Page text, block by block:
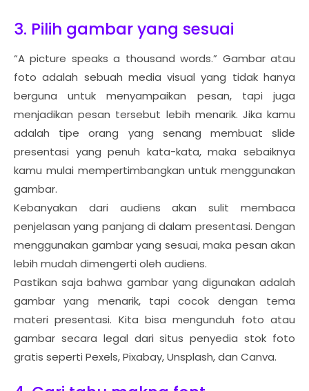
3. Pilih gambar yang sesuai
“A picture speaks a thousand words.” Gambar atau
foto adalah sebuah media visual yang tidak hanya
berguna untuk menyampaikan pesan, tapi juga
menjadikan pesan tersebut lebih menarik. Jika kamu
adalah tipe orang yang senang membuat slide
presentasi yang penuh kata-kata, maka sebaiknya
kamu mulai mempertimbangkan untuk menggunakan
gambar.
Kebanyakan dari audiens akan sulit membaca
penjelasan yang panjang di dalam presentasi. Dengan
menggunakan gambar yang sesuai, maka pesan akan
lebih mudah dimengerti oleh audiens.
Pastikan saja bahwa gambar yang digunakan adalah
gambar yang menarik, tapi cocok dengan tema
materi presentasi. Kita bisa mengunduh foto atau
gambar secara legal dari situs penyedia stok foto
gratis seperti Pexels, Pixabay, Unsplash, dan Canva.